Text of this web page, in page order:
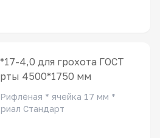
4,0 для грохота ГОСТ
4500*1750 мм
* ячейка 17 мм *
Стандарт